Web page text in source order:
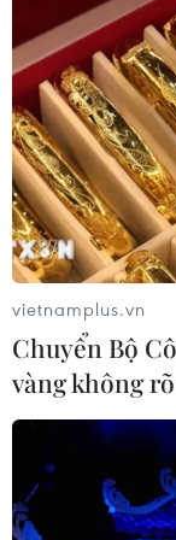
05/08/2026 22:43
Houthi
tấn công đánh
trên Biển Đỏ
05/08/2026 15:29
Israel và Liban
trong ngày đàm
05/08/2026 15:01
Xung đột tại
Ấn Độ bị đánh
05/08/2026 04:40
vietnamplus.vn
Chuyển Bộ
vàng không